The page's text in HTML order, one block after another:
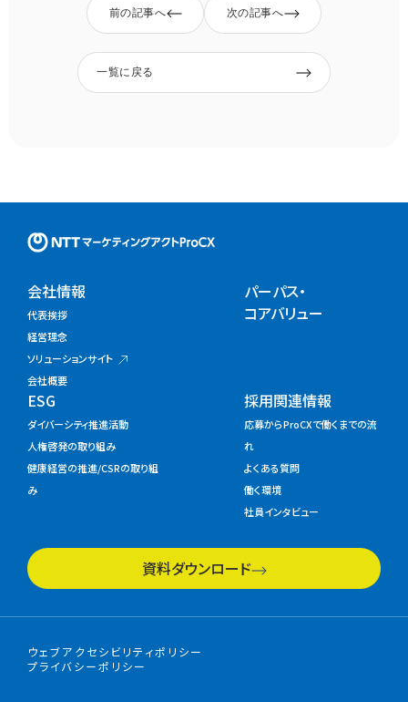
前の記事へ 次の記事へ
一覧に戻る
NTTマーケティングアクト
会社情報
代表挨拶
経営理念
ソリューションサイト
会社概要
パーパス・
コアバリュー
ESG
ダイバーシティ推進活動
人権啓発の取り組み
健康経営の推進/CSRの取り組
み
採用関連情報
応募からProCXで働くまでの流
れ
よくある質問
働く環境
社員インタビュー
資料ダウンロード
ウェブアクセシビリティポリシー
プライバシーポリシー